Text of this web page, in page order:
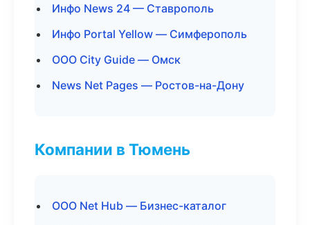
Инфо News 24 — Ставрополь
Инфо Portal Yellow — Симферополь
ООО City Guide — Омск
News Net Pages — Ростов-на-Дону
Компании в Тюмень
ООО Net Hub — Бизнес-каталог